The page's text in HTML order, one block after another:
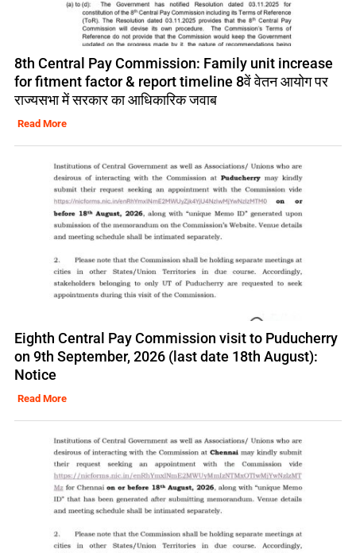
8th Central Pay Commission: Family unit increase
for fitment factor & report timeline 8वें वेतन आयोग पर
राज्यसभा में सरकार का आधिकारिक जवाब
Read More
Eighth Central Pay Commission visit to Puducherry
on 9th September, 2026 (last date 18th August):
Notice
Read More